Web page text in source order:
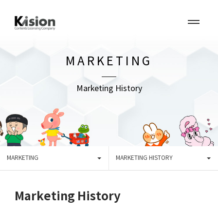
MARKETING
Marketing History
MARKETING MARKETING HISTORY
Marketing History